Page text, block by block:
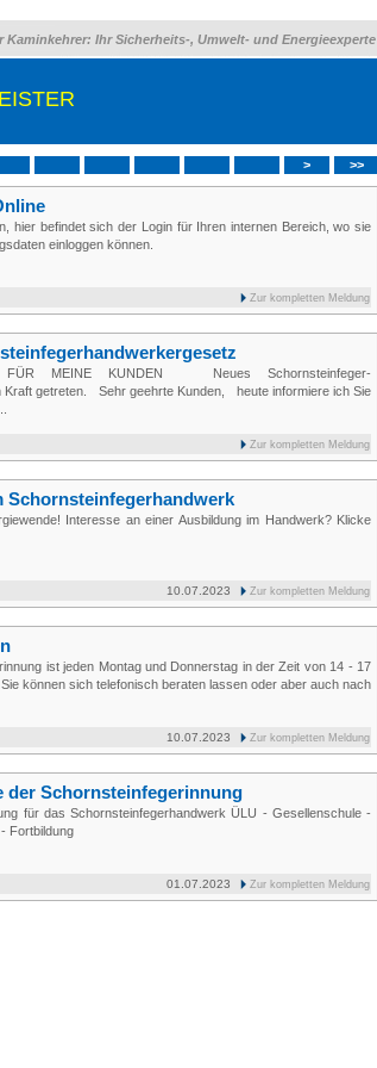
Kaminkehrer: Ihr Sicherheits-, Umwelt- und Energieexperte
> >>
hier befindet sich der Login für Ihren internen Bereich, wo sie
einloggen können.
Zur kompletten Meldung
FÜR MEINE KUNDEN Neues Schornsteinfeger-
Kraft getreten. Sehr geehrte Kunden, heute informiere ich Sie
Zur kompletten Meldung
Schornsteinfegerhandwerk
Interesse an einer Ausbildung im Handwerk? Klicke
Zur kompletten Meldung
10.07.2023
ist jeden Montag und Donnerstag in der Zeit von 14 - 17
können sich telefonisch beraten lassen oder aber auch nach
Zur kompletten Meldung
10.07.2023
der Schornsteinfegerinnung
für das Schornsteinfegerhandwerk ÜLU - Gesellenschule -
Fortbildung
Zur kompletten Meldung
01.07.2023